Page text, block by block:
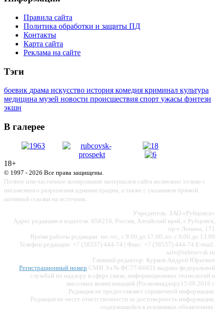
Правила сайта
Политика обработки и защиты ПД
Контакты
Карта сайта
Реклама на сайте
Тэги
боевик драма искусство история комедия криминал культура
медицина музей новости происшествия спорт ужасы фэнтези
экшн
В галерее
18+
© 1997 - 2026 Все права защищены.
Полное или частичное копирование материалов сайта возможно только с
письменного разрешения администрации, а также с указанием прямой
активной ссылки на источник.
Учредитель: ЗАО «Рубцовск»
Адрес редакции и издателя: 658210, Россия, Алтайский край, г. Рубцовск,
пр-т Ленина, 171
Время работы редакции: пн.-чт., с 9.00 до 17.00, пт. с 9.00 до 13.00
Телефон редакции: +7 (38557) 444-74 | Факс: +7 (38557) 444-74 E-mail:
sale@rubtsovsk.ru
Главный редактор: Курков Андрей Юрьевич
Регистрационный номер СМИ Эл № ФС77-66851 выдано федеральной
службой по надзору в сфере связи, информационных технологий и
массовых коммуникаций (Роскомнадзор) 15.08.2016 г.
Редакция не предоставляет справочной информации.
Редакция не несет ответственности за достоверность информации,
содержащейся в рекламных объявлениях.